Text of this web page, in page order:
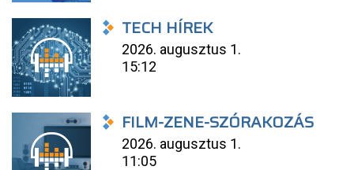
TECH HÍREK
2026. augusztus 1.
15:12
FILM-ZENE-SZÓRAKOZÁS
2026. augusztus 1.
11:05